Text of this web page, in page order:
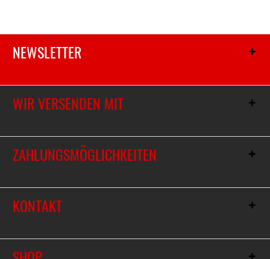
NEWSLETTER
WIR VERSENDEN MIT
ZAHLUNGSMÖGLICHKEITEN
KONTAKT